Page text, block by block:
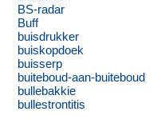
BS-radar
Buff
buisdrukker
buiskopdoek
buisserp
buiteboud-aan-buiteboud
bullebakkie
bullestrontitis